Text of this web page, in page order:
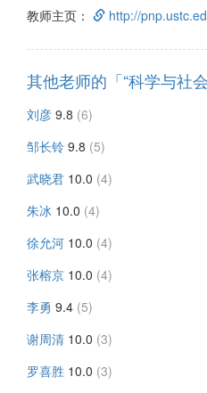
教师主页： http://
其他老师的「“科学与社
刘彦 9.8 (6)
邹长铃 9.8 (5)
武晓君 10.0 (4)
朱冰 10.0 (4)
徐允河 10.0 (4)
张榕京 10.0 (4)
李勇 9.4 (5)
谢周清 10.0 (3)
罗喜胜 10.0 (3)